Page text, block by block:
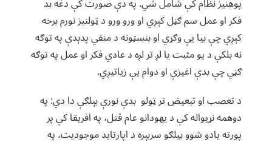
فکر او عمل سم ګڼل کېږي او ورو ورو د ټولنیز نورم برخه
کېږي چې بیا یې وګړي او بنسټونه د منفي پدېدې په توګه
نه بلکې د یو مثبت یا لږ تر لږه د عادي فکر او عمل په توګه
ګڼي چې بدې اغیزې او دوام یې زیاتیږي.
د تعصب او تبعیض تر ټولو بدې نورې بېلګې دا دي: په
دوهمه نړیواله کې د یهودانو عام قتل، په افریقا کې پر
پورته یادو شوو بیلګو سربېره د اپارتاید موجودیت، په